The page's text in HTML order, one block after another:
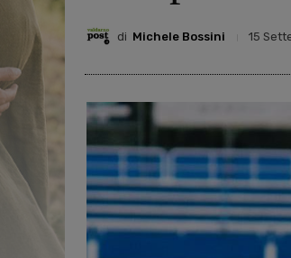
di Michele Bossini 15